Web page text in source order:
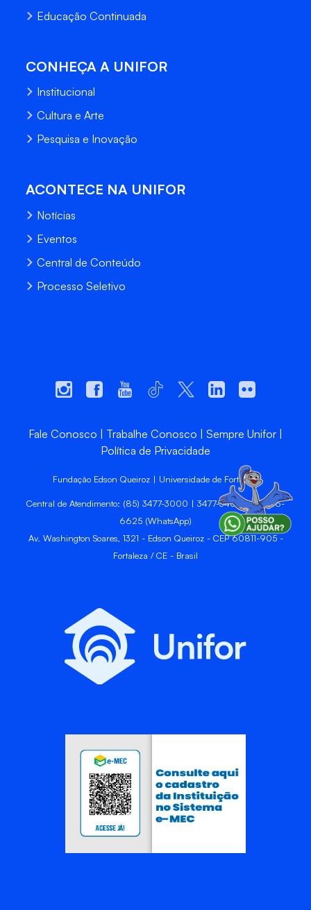
Educação Continuada
CONHEÇA A UNIFOR
Institucional
Cultura e Arte
Pesquisa e Inovação
ACONTECE NA UNIFOR
Notícias
Eventos
Central de Conteúdo
Processo Seletivo
Fale Conosco Trabalhe Conosco
Sempre Unifor
Política de Privacidade
Fundação Edson Queiroz | Universidade de Fortaleza
Central de Atendimento: (85) 3477-3000 | 3477-3400 | 99246-
6625 (WhatsApp)
Av. Washington Soares, 1321 - Edson Queiroz - CEP 60811-905 -
Fortaleza / CE - Brasil